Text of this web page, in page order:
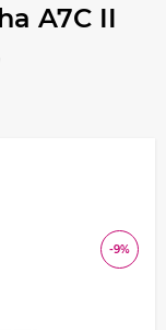
A7C II
-9%